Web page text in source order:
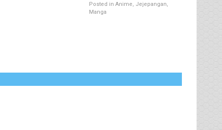
Posted in Anime
Jejepangan
Manga